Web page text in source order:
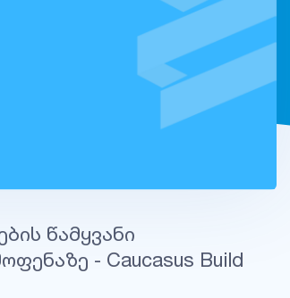
წამყვანი
- Caucasus Build